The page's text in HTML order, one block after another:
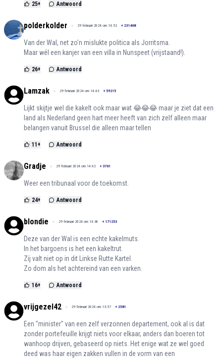
25+ Antwoord
polderkolder 29 februari 2024 om 14:52 + 231468
Van der Wal, net zo'n mislukte politica als Jorritsma.
Maar wél een kanjer van een villa in Nunspeet (vrijstaand!).
26+ Antwoord
Lamzak 29 februari 2024 om 14:43 + 59215
Lijkt skijtje wel die kakelt ook maar wat 😂😂😂 maar je ziet dat een
land als Nederland geen hart meer heeft van zich zelf alleen maar
belangen vanuit Brussel die alleen maar tellen
11 + Antwoord
Gradje 29 februari 2024 om 14:42 + 3761
Weer een tribunaal voor de toekomst.
24+ Antwoord
blondie 29 februari 2024 om 14:38 + 171253
Deze van der Wal is een echte kakelmuts.
In het bargoens is het een kakeltrut.
Zij valt niet op in dit Linkse Rutte Kartel.
Zo dom als het achtereind van een varken.
16+ Antwoord
vrijgezel42 29 februari 2024 om 13:57 + 2581
Een "minister" van een zelf verzonnen departement, ook al is dat
zonder portefeuille krijgt niets voor elkaar, anders dan boeren tot
wanhoop drijven, gebaseerd op niets. Het enige wat ze wel goed
deed was haar eigen zakken vullen in de vorm van een